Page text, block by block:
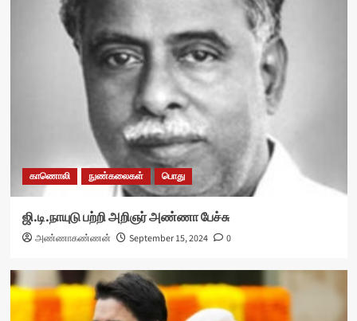
காணொலி நுண்கலைகள் பொது
ஜி.டி.நாயுடு பற்றி அறிஞர் அண்ணா பேச்சு
அண்ணாகண்ணன் September 15, 2024 0